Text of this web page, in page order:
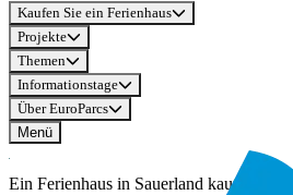
Kaufen Sie ein Ferienhaus
Projekte
Themen
Informationstage
Über EuroParcs
Menü
Ein Ferienhaus in Sauerland kaufen